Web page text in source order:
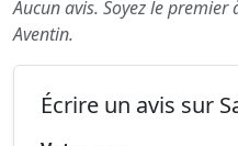
Aucun avis. Soyez le
Aventin.
Écrire un avis sur